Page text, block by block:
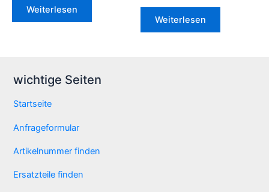
Weiterlesen
Weiterlesen
wichtige Seiten
Startseite
Anfrageformular
Artikelnummer finden
Ersatzteile finden